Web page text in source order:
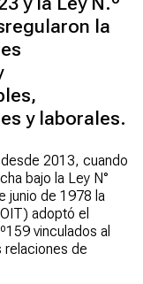
la
y laborales.
2013, cuando
bajo la Ley N°
junio de 1978 la
adoptó el
vinculados al
relaciones de